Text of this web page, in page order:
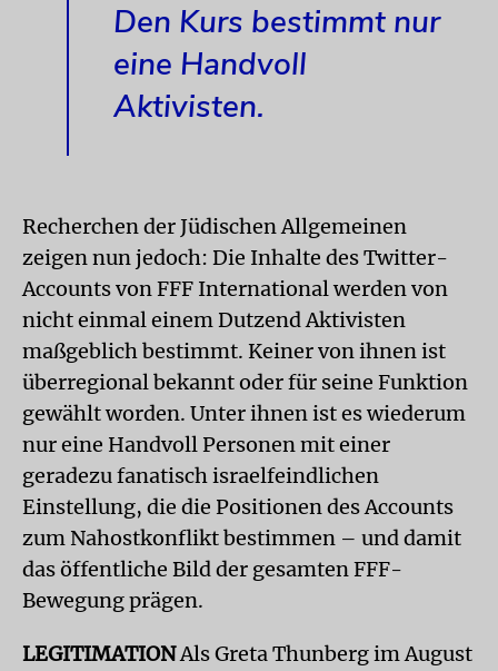
Den Kurs bestimmt nur
eine Handvoll
Aktivisten.
Recherchen der Jüdischen Allgemeinen
zeigen nun jedoch: Die Inhalte des Twitter-
Accounts von FFF International werden von
nicht einmal einem Dutzend Aktivisten
maßgeblich bestimmt. Keiner von ihnen ist
überregional bekannt oder für seine Funktion
gewählt worden. Unter ihnen ist es wiederum
nur eine Handvoll Personen mit einer
geradezu fanatisch israelfeindlichen
Einstellung, die die Positionen des Accounts
zum Nahostkonflikt bestimmen – und damit
das öffentliche Bild der gesamten FFF-
Bewegung prägen.
LEGITIMATIONAls Greta Thunberg im August